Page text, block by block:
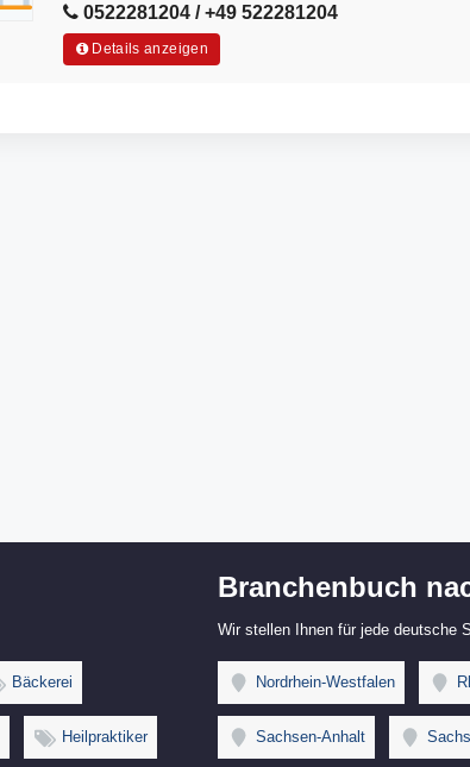
0522281204 / +49 522281204
Details anzeigen
Bäckerei
Heilpraktiker
Branchenbuch
Wir stellen Ihnen für jede deutsche
Nordrhein-Westfalen
Sachsen-Anhalt